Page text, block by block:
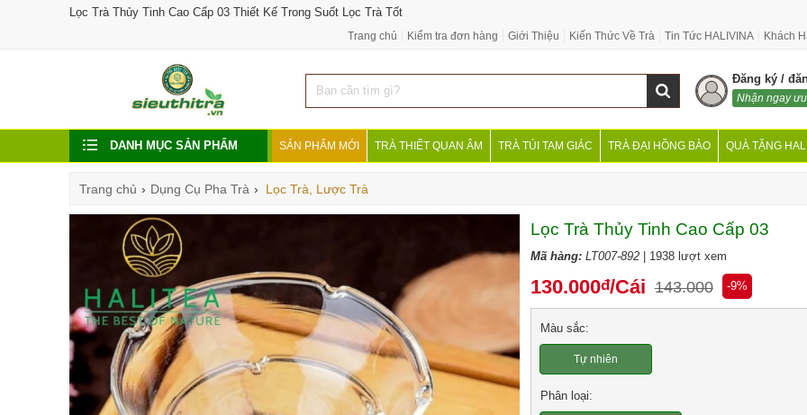
Lọc Trà Thủy Tinh Cao Cấp 03 Thiết Kế Trong Suốt Lọc Trà Tốt
Trang chủ Kiểm tra đơn hàng Giới Thiệu Kiến Thức Về Trà Tin Tức HALIVINA Khách
Đăng ký /
Nhận ngay
DANH MỤC SẢN PHẨM SẢN PHẨM MỚI TRÀ THIẾT QUAN ÂM TRÀ TÚI TAM GIÁC TRÀ ĐẠI HỒNG BÀO QUÀ TẶNG
Trang chủ › Dụng Cụ Pha Trà › Lọc Trà, Lược Trà
Lọc Trà Thủy Tinh Cao Cấp 03
Mã hàng: LT007-892| 1938 lượt xem
130.000đ/Cái 143.000 -9%
Màu sắc:
Tự nhiên
Phân loại: